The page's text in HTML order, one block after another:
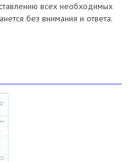
всех необходимых
без внимания и ответа.